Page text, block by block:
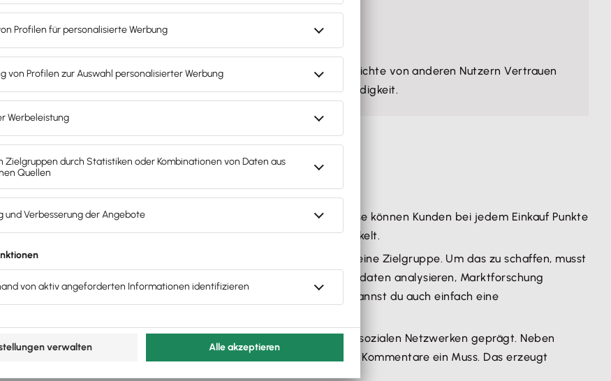
hervorragendgeeignet. Da authentische Erfahrungsberichte von anderen Nutzern Vertrauen
Branche eine sinnvolle Maßnahmeund steigert deren Glaubwürdigkeit.
erfolgreicher wird:
Kundenbindung zu fördern, sind
.Beispielsweise können Kunden bei jedem Einkauf Punkte
ein Erfolgsgefühl und es werden positive Assoziationen entwickelt.
du auf Dauer nur mit einem maßgeschneiderten Angebot für deine Zielgruppe. Um das zu schaffen, musst
kennen. Dafür kannst du bestehende Kundendaten analysieren, Marktforschung
suchen, zum Beispiel auf Social Media oder Messen. Alternativ kannst du auch einfach eine
wahrnehmen, wird auch maßgeblich von deinem Auftritt in den sozialen Netzwerken geprägt. Neben
Reaktionen auf Fragen oder Feedback wie Nachrichten oder Kommentare ein Muss. Das erzeugt